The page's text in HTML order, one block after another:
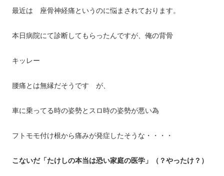
最近は 座骨神経痛というのに悩まされております。
本日病院にて診断してもらったんですが、俺の背骨
キッレー
腰痛とは無縁だそうです が、
車に乗ってる時の姿勢とスロ時の姿勢が悪い為
フトモモ付け根から痛みが発症したそうな・・・・
こないだ「たけしの本当は恐い家庭の医学」（？やったけ？）